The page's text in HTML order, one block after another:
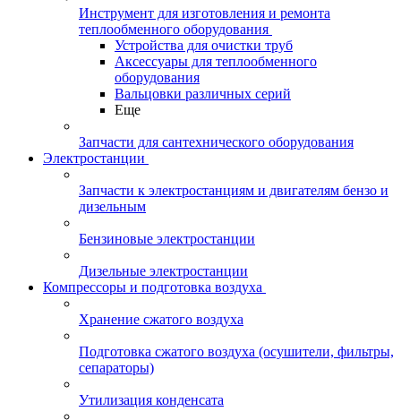
Инструмент для изготовления и ремонта
теплообменного оборудования
Устройства для очистки труб
Аксессуары для теплообменного
оборудования
Вальцовки различных серий
Еще
Запчасти для сантехнического оборудования
Электростанции
Запчасти к электростанциям и двигателям бензо и
дизельным
Бензиновые электростанции
Дизельные электростанции
Компрессоры и подготовка воздуха
Хранение сжатого воздуха
Подготовка сжатого воздуха (осушители, фильтры,
сепараторы)
Утилизация конденсата